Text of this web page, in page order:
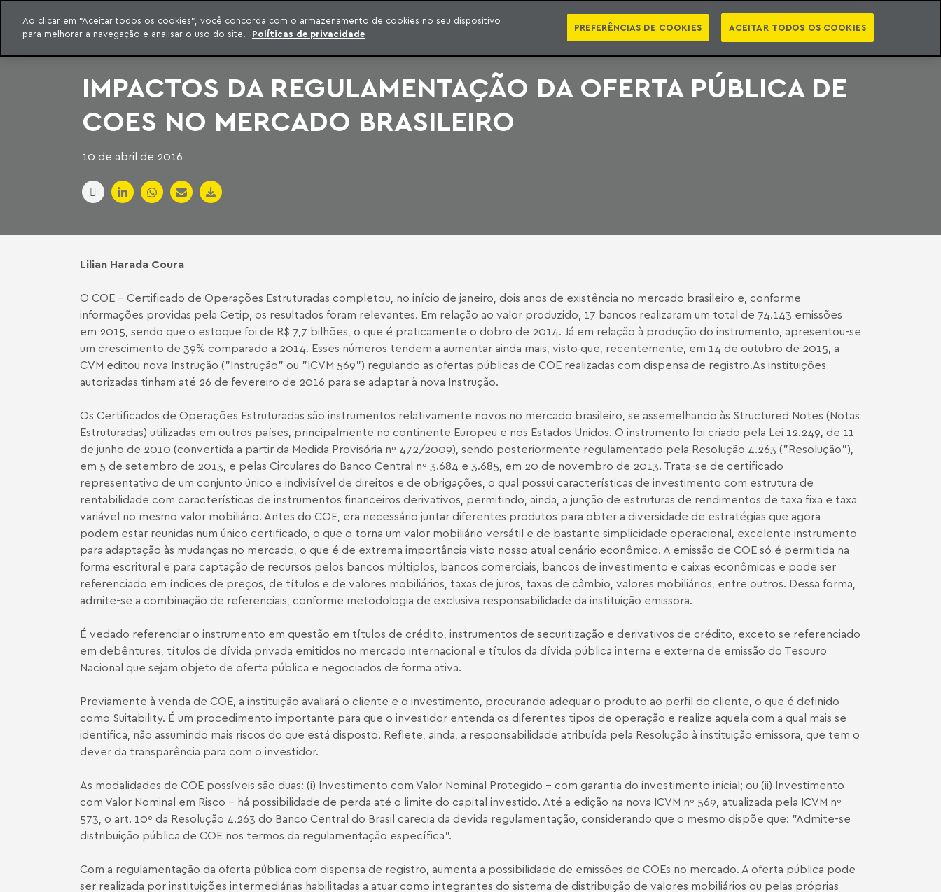
para o conteúdo
Machado Meyer
INTELIGÊNCIA JURÍDICA
CONTEÚDO EXCLUSIVO MACHADO MEYER ADVOGADOS
SÉRIES PUBLICAÇÕES EBOOKS PODCASTS NEWSLETTER VIDEOCASTS PT EN CATEGORIAS
IMPACTOS DA REGULAMENTAÇÃO DA OFERTA PÚBLICA DE
COES NO MERCADO BRASILEIRO
10 de abril de 2016
Lilian Harada Coura
O COE - Certificado de Operações Estruturadas completou, no início de janeiro, dois anos de existência no mercado brasileiro e, conforme
informações providas pela Cetip, os resultados foram relevantes. Em relação ao valor produzido, 17 bancos realizaram um total de 74.143 emissões
em 2015, sendo que o estoque foi de R$ 7,7 bilhões, o que é praticamente o dobro de 2014. Já em relação à produção do instrumento, apresentou-se
um crescimento de 39% comparado a 2014. Esses números tendem a aumentar ainda mais, visto que, recentemente, em 14 de outubro de 2015, a
CVM editou nova Instrução ("Instrução" ou "ICVM 569") regulando as ofertas públicas de COE realizadas com dispensa de registro.As instituições
autorizadas tinham até 26 de fevereiro de 2016 para se adaptar à nova Instrução.
Os Certificados de Operações Estruturadas são instrumentos relativamente novos no mercado brasileiro, se assemelhando às Structured Notes (Notas
Estruturadas) utilizadas em outros países, principalmente no continente Europeu e nos Estados Unidos. O instrumento foi criado pela Lei 12.249, de 11
de junho de 2010 (convertida a partir da Medida Provisória nº 472/2009), sendo posteriormente regulamentado pela Resolução 4.263 ("Resolução"),
em 5 de setembro de 2013, e pelas Circulares do Banco Central nº 3.684 e 3.685, em 20 de novembro de 2013. Trata-se de certificado
representativo de um conjunto único e indivisível de direitos e de obrigações, o qual possui características de investimento com estrutura de
rentabilidade com características de instrumentos financeiros derivativos, permitindo, ainda, a junção de estruturas de rendimentos de taxa fixa e taxa
variável no mesmo valor mobiliário. Antes do COE, era necessário juntar diferentes produtos para obter a diversidade de estratégias que agora
podem estar reunidas num único certificado, o que o torna um valor mobiliário versátil e de bastante simplicidade operacional, excelente instrumento
para adaptação às mudanças no mercado, o que é de extrema importância visto nosso atual cenário econômico. A emissão de COE só é permitida na
forma escritural e para captação de recursos pelos bancos múltiplos, bancos comerciais, bancos de investimento e caixas econômicas e pode ser
referenciado em índices de preços, de títulos e de valores mobiliários, taxas de juros, taxas de câmbio, valores mobiliários, entre outros. Dessa forma,
admite-se a combinação de referenciais, conforme metodologia de exclusiva responsabilidade da instituição emissora.
É vedado referenciar o instrumento em questão em títulos de crédito, instrumentos de securitização e derivativos de crédito, exceto se referenciado
em debêntures, títulos de dívida privada emitidos no mercado internacional e títulos da dívida pública interna e externa de emissão do Tesouro
Nacional que sejam objeto de oferta pública e negociados de forma ativa.
Previamente à venda de COE, a instituição avaliará o cliente e o investimento, procurando adequar o produto ao perfil do cliente, o que é definido
como Suitability. É um procedimento importante para que o investidor entenda os diferentes tipos de operação e realize aquela com a qual mais se
identifica, não assumindo mais riscos do que está disposto. Reflete, ainda, a responsabilidade atribuída pela Resolução à instituição emissora, que tem o
dever da transparência para com o investidor.
As modalidades de COE possíveis são duas: (i) Investimento com Valor Nominal Protegido - com garantia do investimento inicial; ou (ii) Investimento
com Valor Nominal em Risco - há possibilidade de perda até o limite do capital investido. Até a edição na nova ICVM nº 569, atualizada pela ICVM nº
573, o art. 10º da Resolução 4.263 do Banco Central do Brasil carecia da devida regulamentação, considerando que o mesmo dispõe que: "Admite-se
distribuição pública de COE nos termos da regulamentação específica".
Com a regulamentação da oferta pública com dispensa de registro, aumenta a possibilidade de emissões de COEs no mercado. A oferta pública pode
ser realizada por instituições intermediárias habilitadas a atuar como integrantes do sistema de distribuição de valores mobiliários ou pelas próprias
Ao clicar em “Aceitar todos os cookies”, você concorda com o armazenamento de cookies no seu dispositivo
para melhorar a navegação e analisar o uso do site.
Políticas de privacidade
PREFERÊNCIAS DE COOKIES ACEITAR TODOS OS COOKIES